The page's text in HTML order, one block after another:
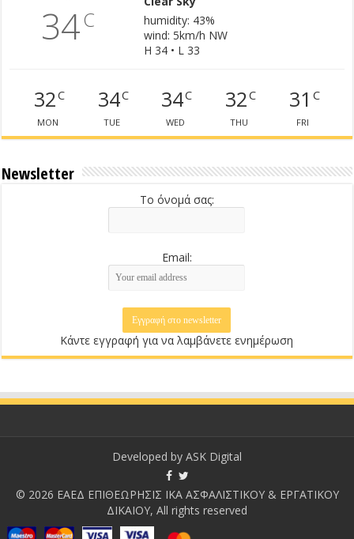
34C
humidity: 43%
wind: 5km/h NW
H 34 • L 33
32C
MON
34C
TUE
34C
WED
32C
THU
31 C
FRI
Newsletter
Το όνομά σας:
Email:
Κάντε εγγραφή για να λαμβάνετε ενημέρωση
Developed by ASK Digital
© 2026 ΕΑΕΔ ΕΠΙΘΕΩΡΗΣΙΣ ΙΚΑ ΑΣΦΑΛΙΣΤΙΚΟΥ & ΕΡΓΑΤΙΚΟΥ
ΔΙΚΑΙΟΥ, All rights reserved